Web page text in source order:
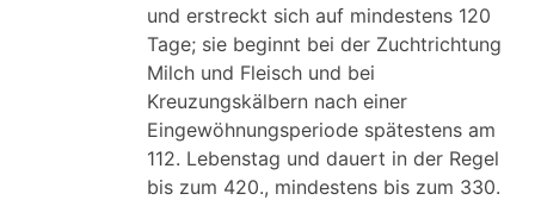
und erstreckt sich auf mindestens 120
Tage; sie beginnt bei der Zuchtrichtung
Milch und Fleisch und bei
Kreuzungskälbern nach einer
Eingewöhnungsperiode spätestens am
112. Lebenstag und dauert in der Regel
bis zum 420., mindestens bis zum 330.